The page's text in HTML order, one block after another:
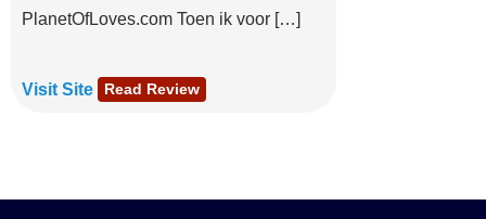
PlanetOfLoves.com Toen ik voor […]
Visit Site Read Review